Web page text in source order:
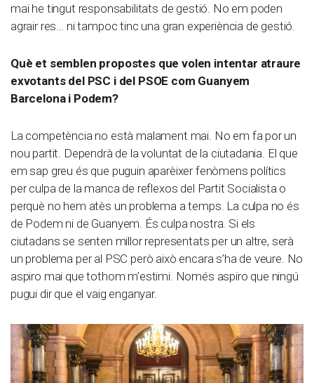
mai he tingut responsabilitats de gestió. No em poden
agrair res… ni tampoc tinc una gran experiència de gestió.
Què et semblen propostes que volen intentar atraure
exvotants del PSC i del PSOE com Guanyem
Barcelona i Podem?
La competència no està malament mai. No em fa por un
nou partit. Dependrà de la voluntat de la ciutadania. El que
em sap greu és que puguin aparèixer fenòmens polítics
per culpa de la manca de reflexos del Partit Socialista o
perquè no hem atès un problema a temps. La culpa no és
de Podem ni de Guanyem. És culpa nostra. Si els
ciutadans se senten millor representats per un altre, serà
un problema per al PSC però això encara s’ha de veure. No
aspiro mai que tothom m’estimi. Només aspiro que ningú
pugui dir que el vaig enganyar.